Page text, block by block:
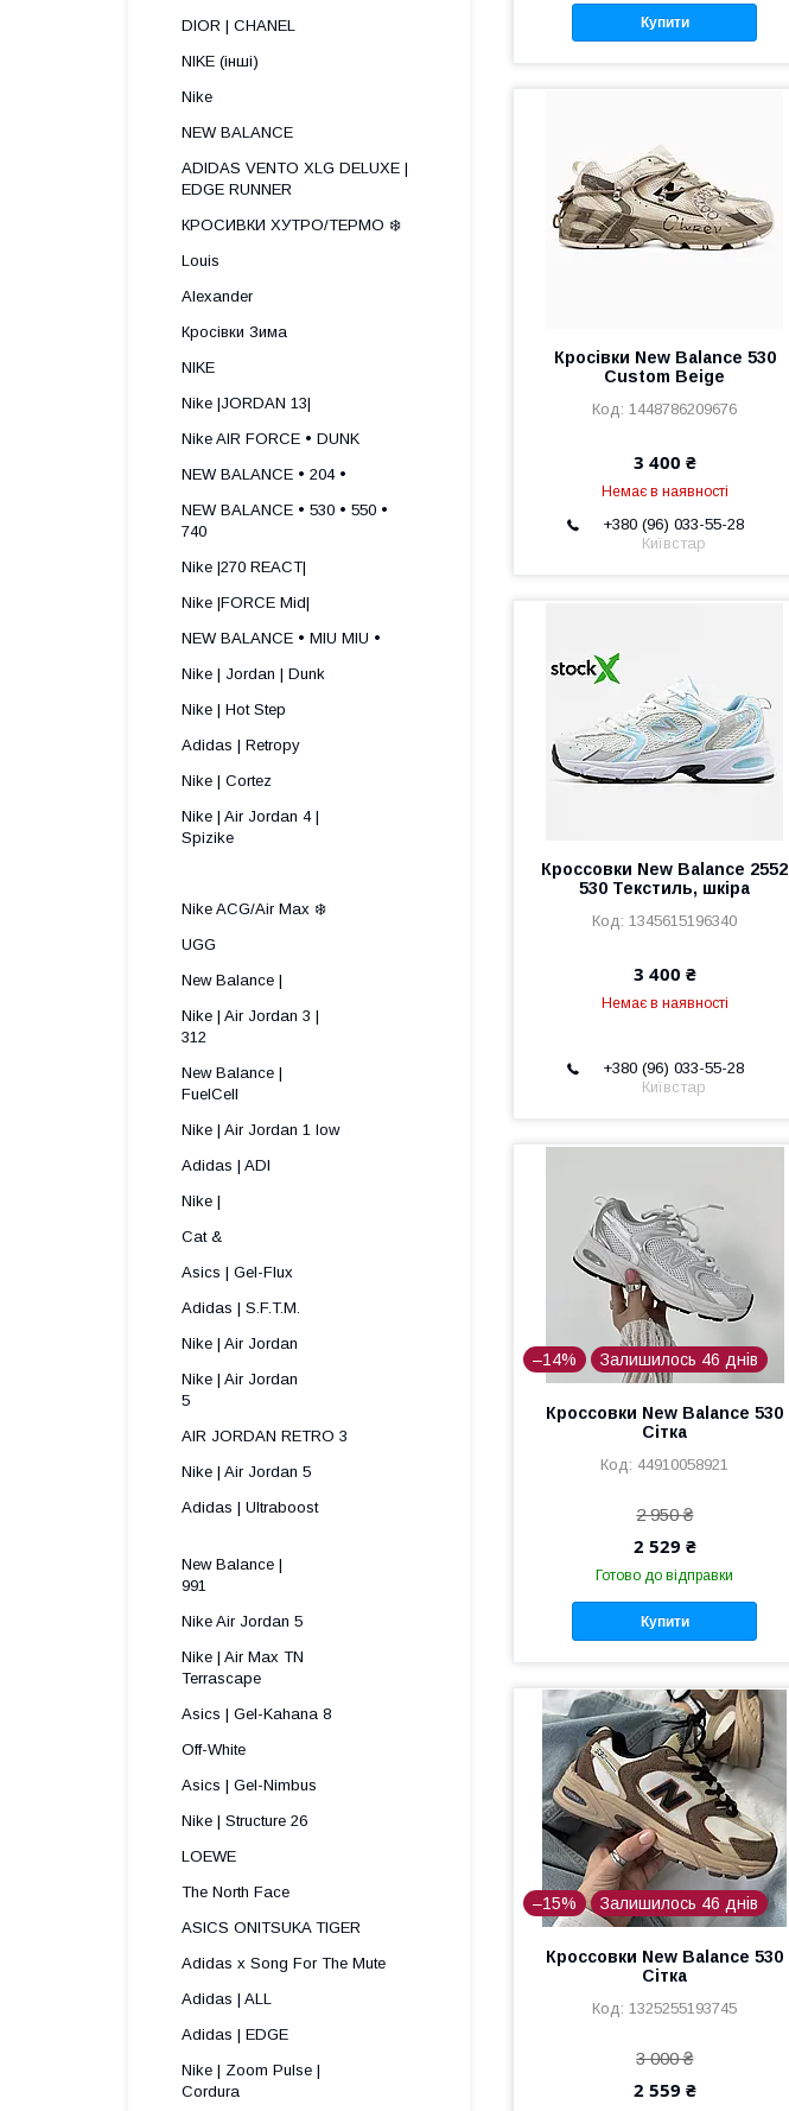
Купити
Кросівки New Balance 530
Custom Beige
1448786209676
3 400 ₴
Немає в наявності
+380 (96) 033-55-28
Київстар
Кроссовки New Balance 2552
530 Текстиль, шкіра
1345615196340
3 400 ₴
Немає в наявності
+380 (96) 033-55-28
Київстар
–14% Залишилось 46 днів
Кроссовки New Balance 530
Сітка
44910058921
2 950 ₴
2 529 ₴
Готово до відправки
Купити
–15% Залишилось 46 днів
Кроссовки New Balance 530
Сітка
1325255193745
3 000 ₴
2 559 ₴
DIOR | CHANEL
NIKE (інші)
Nike
NEW BALANCE
ADIDAS VENTO XLG DELUXE |
EDGE RUNNER
КРОСИВКИ ХУТРО/ТЕРМО ❄️
Louis
Alexander
Кросівки Зима
NIKE
Nike |JORDAN 13|
Nike AIR FORCE • DUNK
NEW BALANCE • 204 •
NEW BALANCE • 530 • 550 •
740
Nike |270 REACT|
Nike |FORCE Mid|
NEW BALANCE • MIU MIU •
Nike | Jordan | Dunk
Nike | Hot Step
Adidas | Retropy
Nike | Cortez
Nike | Air Jordan 4 |
Spizike ​
Nike ACG/Air Max ❄️
UGG
New Balance |
Nike | Air Jordan 3 |
312 ​
New Balance |
FuelCell ​
Nike | Air Jordan 1 low
Adidas | ADI
Nike |
Cat &
Asics | Gel-Flux
Adidas | S.F.T.M.
Nike | Air Jordan
Nike | Air Jordan
5 ​
AIR JORDAN RETRO 3
Nike | Air Jordan 5
Adidas | Ultraboost
New Balance |
991 ​
Nike Air Jordan 5
Nike | Air Max TN
Terrascape ​
Asics | Gel-Kahana 8
Off-White
Asics | Gel-Nimbus
Nike | Structure 26
LOEWE
The North Face
ASICS ONITSUKA TIGER
Adidas x Song For The Mute
Adidas | ALL
Adidas | EDGE
Nike | Zoom Pulse |
Cordura ​